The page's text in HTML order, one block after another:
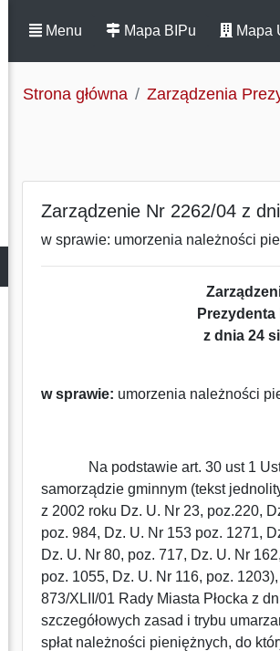
Menu Mapa BIPu Mapa
Strona główna Zarządzenia
Zarządzenie Nr 2262/04 z
w sprawie: umorzenia należności
Prezydenta
z dnia 24
w sprawie: umorzenia należności
Na podstawie art. 30 ust 1
samorządzie gminnym (tekst
z 2002 roku Dz. U. Nr 23, poz.220,
poz. 984, Dz. U. Nr 153 poz. 1271,
Dz. U. Nr 80, poz. 717, Dz. U. Nr
poz. 1055, Dz. U. Nr 116, poz.
873/XLII/01 Rady Miasta Płocka z
szczegółowych zasad i trybu
spłat należności pieniężnych, do